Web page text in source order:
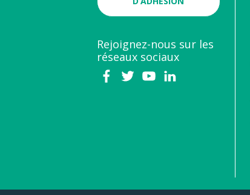
Rejoignez-nous sur les
réseaux sociaux